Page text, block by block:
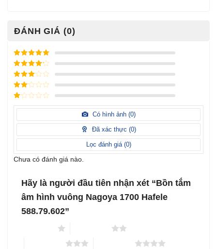
ĐÁNH GIÁ (0)
Được xếp
hạng
5
5
sao
Được xếp
hạng
4
5
sao
Được
xếp
hạng3
5 sao
Được
hạng
sao
Được
hạng
sao
Có hình ảnh (0)
Đã xác thực (0)
Lọc đánh giá (0)
Chưa có đánh giá nào.
Hãy là người đầu tiên nhận xét “Bồn tắm
âm hình vuông Nagoya 1700 Hafele
588.79.602”